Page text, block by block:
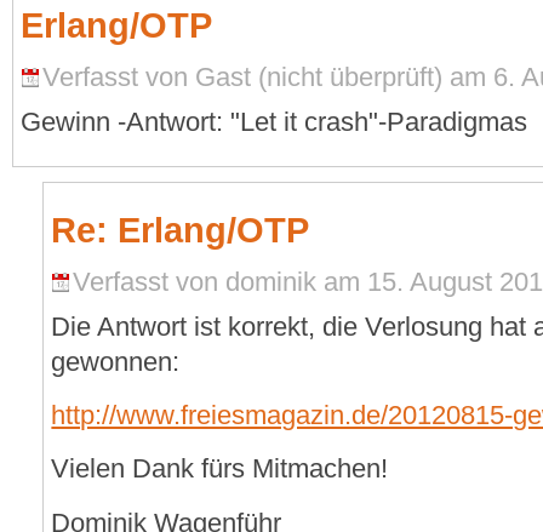
Erlang/OTP
Verfasst von Gast (nicht überprüft) am 6.
Gewinn -Antwort: "Let it crash"-Paradigmas
Re: Erlang/OTP
Verfasst von dominik am 15. August
Die Antwort ist korrekt, die Verlosung hat
gewonnen:
http://www.freiesmagazin.de/20120815-
Vielen Dank fürs Mitmachen!
Dominik Wagenführ